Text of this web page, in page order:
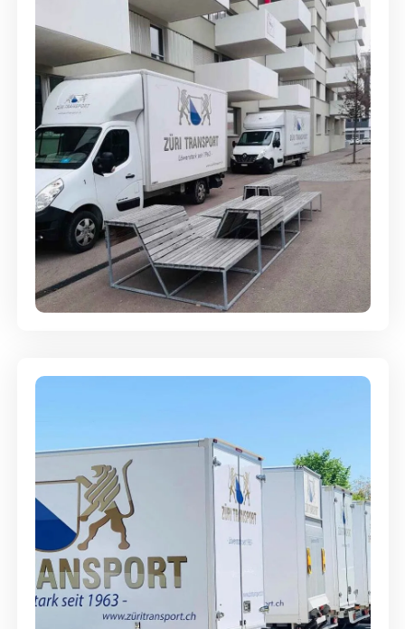
Umzugsreinigung - mit
Abgabegarantie